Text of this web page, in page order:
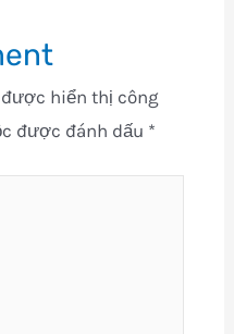
hiển thị công
được đánh dấu *